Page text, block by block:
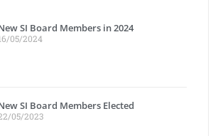
SI Board Members in 2024
05/2024
SI Board Members Elected
05/2023